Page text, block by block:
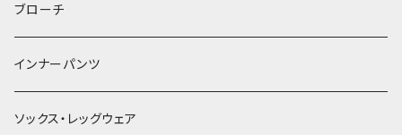
ヘアゴム
簪
ブローチ
インナーパンツ
ソックス・レッグウェア